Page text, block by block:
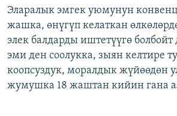
Эларалык эмгек уюмунун
жашка, өнүгүп келаткан
элек балдарды иштетүүгө
эми ден соолукка, зыян келтире
коопсуздук, моралдык жүйөөдөн
жумушка 18 жаштан кийин гана